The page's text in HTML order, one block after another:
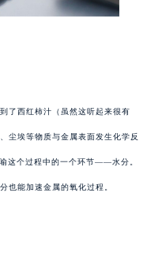
了西红柿汁（虽然这听起来很有
尘埃等物质与金属表面发生化学反
这个过程中的一个环节——水分。
也能加速金属的氧化过程。